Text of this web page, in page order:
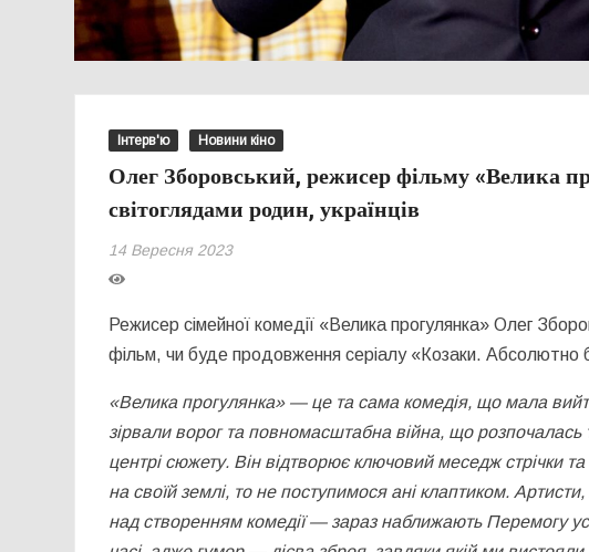
Інтерв'ю Новини кіно
Олег Зборовський, режисер фільму «Велика
світоглядами родин, українців
14 Вересня 2023
Режисер сімейної комедії «Велика прогулянка» Олег
фільм, чи буде продовження серіалу «Козаки. Абсолютно
«Велика прогулянка» — це та сама комедія, що мала
зірвали ворог та повномасштабна війна, що
центрі сюжету. Він відтворює ключовий меседж стрічки
на своїй землі, то не поступимося ані клаптиком.
над створенням комедії — зараз наближають Перемогу